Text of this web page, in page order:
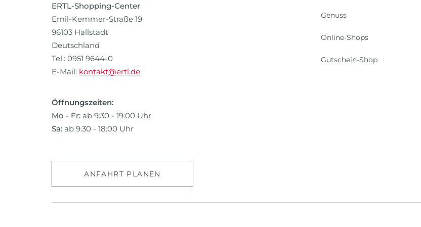
ERTL-Shopping-Center
Emil-Kemmer-Straße 19
96103 Hallstadt
Deutschland
Tel.: 0951 9644-0
E-Mail: kontakt@ertl.de
Öffnungszeiten:
Mo - Fr: ab 9:30 - 19:00 Uhr
Sa: ab 9:30 - 18:00 Uhr
Genuss
Online-Shops
Gutschein-Shop
ANFAHRT PLANEN